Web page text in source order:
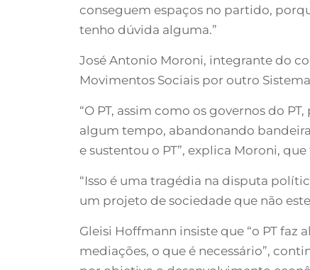
conseguem espaços no partido,
tenho dúvida alguma.”
José Antonio Moroni, integrante do
Movimentos Sociais por outro
“O PT, assim como os governos do
algum tempo, abandonando
e sustentou o PT”, explica Moroni,
“Isso é uma tragédia na disputa
um projeto de sociedade que não
Gleisi Hoffmann insiste que “o PT faz
mediações, o que é necessário”,